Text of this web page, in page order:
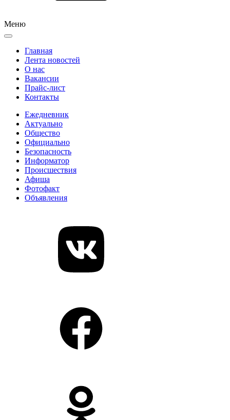
Меню
Главная
Лента новостей
О нас
Вакансии
Прайс-лист
Контакты
Ежедневник
Актуально
Общество
Официально
Безопасность
Информатор
Происшествия
Афиша
Фотофакт
Объявления